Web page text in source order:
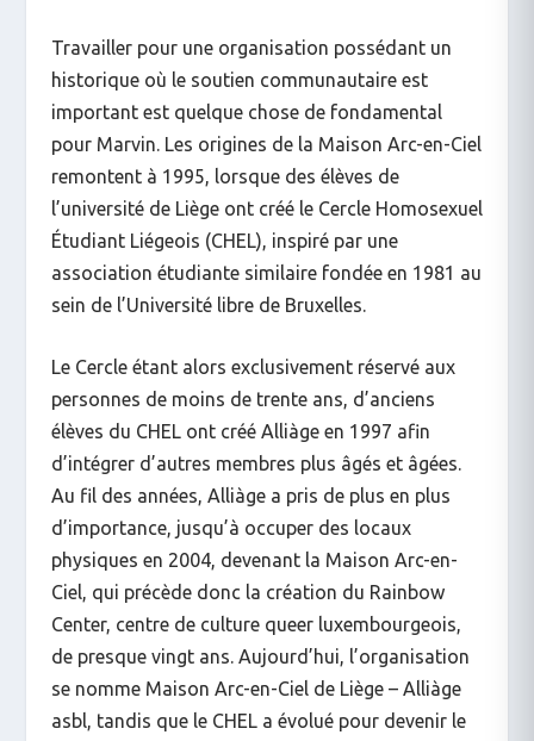
Travailler pour une organisation possédant un
historique où le soutien communautaire est
important est quelque chose de fondamental
pour Marvin. Les origines de la Maison Arc-en-Ciel
remontent à 1995, lorsque des élèves de
l’université de Liège ont créé le Cercle Homosexuel
Étudiant Liégeois (CHEL), inspiré par une
association étudiante similaire fondée en 1981 au
sein de l’Université libre de Bruxelles.
Le Cercle étant alors exclusivement réservé aux
personnes de moins de trente ans, d’anciens
élèves du CHEL ont créé Alliàge en 1997 afin
d’intégrer d’autres membres plus âgés et âgées.
Au fil des années, Alliàge a pris de plus en plus
d’importance, jusqu’à occuper des locaux
physiques en 2004, devenant la Maison Arc-en-
Ciel, qui précède donc la création du Rainbow
Center, centre de culture queer luxembourgeois,
de presque vingt ans. Aujourd’hui, l’organisation
se nomme Maison Arc-en-Ciel de Liège – Alliàge
asbl, tandis que le CHEL a évolué pour devenir le